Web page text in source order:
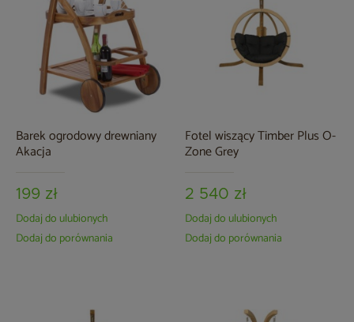
Barek ogrodowy drewniany
Akacja
199 zł
Dodaj do ulubionych
Dodaj do porównania
Fotel wiszący Timber Plus O-
Zone Grey
2 540 zł
Dodaj do ulubionych
Dodaj do porównania